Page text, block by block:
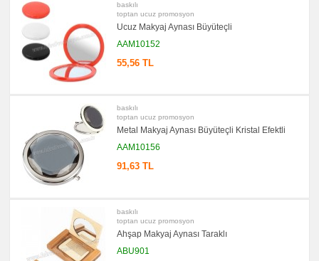
baskılı
toptan ucuz promosyon
Ucuz Makyaj Aynası Büyüteçli
AAM10152
55,56 TL
baskılı
toptan ucuz promosyon
Metal Makyaj Aynası Büyüteçli Kristal Efektli
AAM10156
91,63 TL
baskılı
toptan ucuz promosyon
Ahşap Makyaj Aynası Taraklı
ABU901